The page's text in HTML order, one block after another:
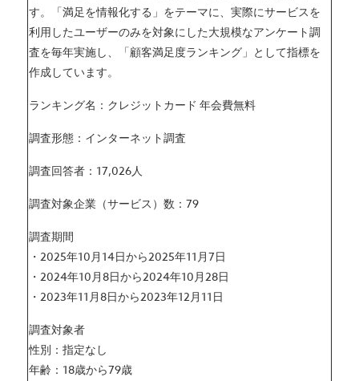
す。「満足を情報化する」をテーマに、実際にサービスを
利用したユーザーのみを対象にした大規模なアンケート調
査を毎年実施し、「顧客満足度ランキング」として指標を
作成しています。
ランキング名：クレジットカード 年会費無料
調査形態：インターネット調査
調査回答者：17,026人
調査対象企業（サービス）数：79
調査期間
・2025年10月14日から2025年11月7日
・2024年10月8日から2024年10月28日
・2023年11月8日から2023年12月11日
調査対象者
性別：指定なし
年齢：18歳から79歳